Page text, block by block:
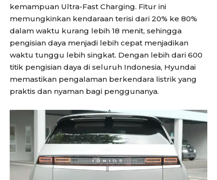
kemampuan Ultra-Fast Charging. Fitur ini
memungkinkan kendaraan terisi dari 20% ke 80%
dalam waktu kurang lebih 18 menit, sehingga
pengisian daya menjadi lebih cepat menjadikan
waktu tunggu lebih singkat. Dengan lebih dari 600
titik pengisian daya di seluruh Indonesia, Hyundai
memastikan pengalaman berkendara listrik yang
praktis dan nyaman bagi penggunanya.